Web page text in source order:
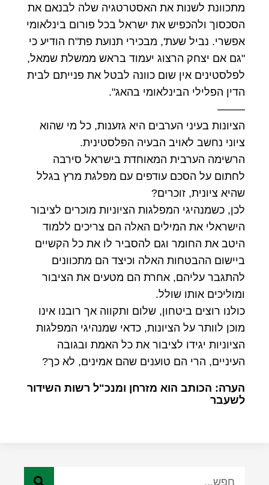
מתכוונת לשנות את האסטרטגיה שלה לבנאם את
הסכסוך ולהכפיש את ישראל בכל פורום בינלאומי
אפשרי. נביל שעת', מבכירי תנועת פת"ח הודיע כי
"גם אם יצחק הרצוג יעמוד בראש ממשלת שמאל,
לפלסטינים אין שום כוונה לבטל את פנייתם לבית
הדין הפלילי הבינלאומי בהאג".
——–
הציונות בעיני הערבים היא גזענות, כל מי שהוא
ציוני נחשב לאויב הבעיה הפלסטינית.
הרשימה הערבית המאוחדת בישראל סירבה
לחתום על הסכם עודפים עם מפלגת מרץ בגלל
שהיא ציונית, זוכרים?
לכן, כשמנהיגי המפלגות הציוניות מוכרים לציבור
הישראלי את המילים האלה הם צריכים ללמוד
היטב את החומר וגם להסביר לו את כל הקשיים
ביישום ההבטחות האלה וכיצד הם מתכוונים
להתגבר עליהם, אחרת הם מטעים את הציבור
ומוליכים אותו שולל.
כולנו רוצים ביטחון, שלום ותקווה אך רובנו אינו
מוכן לוותר על הציונות, כדאי שמנהיגי המפלגות
הציוניות יגידו לציבור את כל האמת ובגובה
העיניים, הרי הם טוענים שהם אמינים, לא כך?
הערה: הכותב הוא מזרחן ומנכ"ל רשות השידור
לשעבר